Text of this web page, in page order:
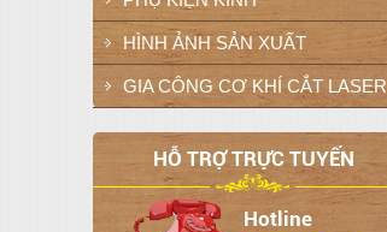
HÌNH ẢNH SẢN XUẤT
GIA CÔNG CƠ KHÍ CẮT LASER
HỖ TRỢ TRỰC TUYẾN
Hotline